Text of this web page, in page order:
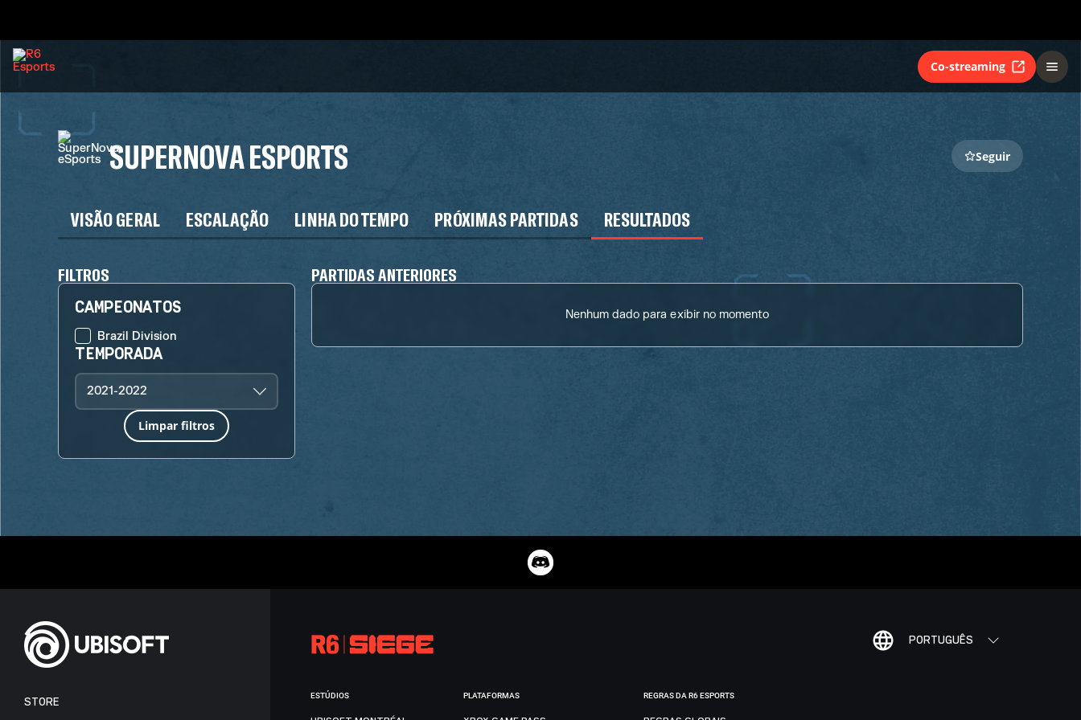
Co-streaming
SUPERNOVA ESPORTS Seguir
VISÃO GERAL ESCALAÇÃO LINHA DO TEMPO PRÓXIMAS PARTIDAS RESULTADOS
FILTROS
CAMPEONATOS
Brazil Division
TEMPORADA
2021-2022
Limpar filtros
PARTIDAS ANTERIORES
Nenhum dado para exibir no momento
PORTUGUÊS
STORE
ESTÚDIOS PLATAFORMAS REGRAS DA R6 ESPORTS